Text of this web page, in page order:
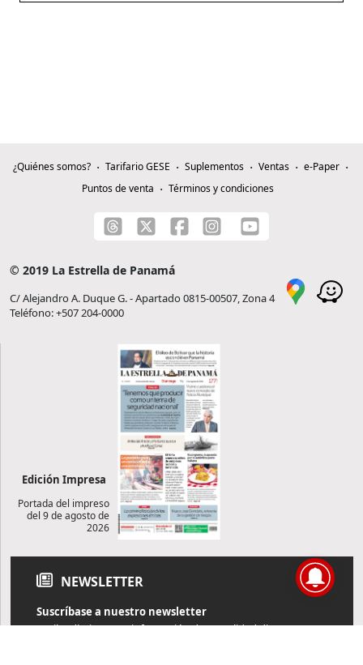
¿Quiénes somos? Tarifario GESE Suplementos Ventas
e-Paper
Puntos de venta
Términos y condiciones
© 2019 La Estrella de Panamá
C/ Alejandro A. Duque G. - Apartado 0815-00507, Zona 4
Teléfono: +507 204-0000
Edición Impresa
Portada del impreso
del 9 de agosto de
2026
NEWSLETTER
Suscríbase a nuestro newsletter
Reciba diariamente información de actualidad directamente en